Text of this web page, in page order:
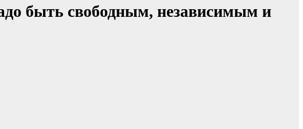
быть свободным, независимым и